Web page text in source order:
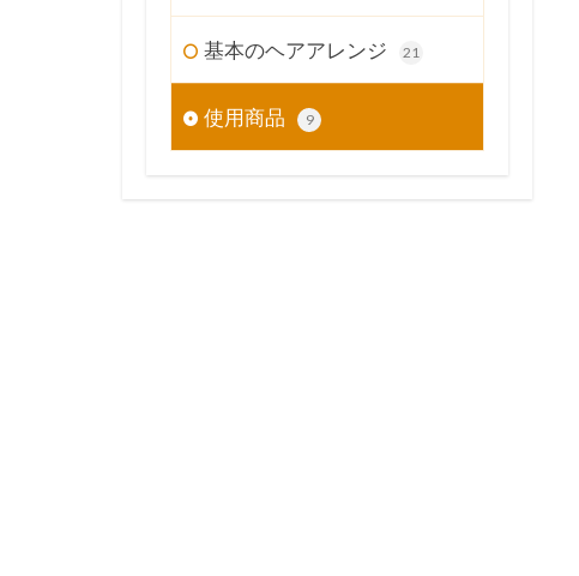
基本のヘアアレンジ 21
使用商品 9